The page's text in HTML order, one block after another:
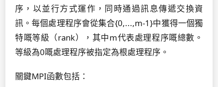
序，以並行方式運作，同時通過訊息傳遞交換資
訊。每個處理程序會從集合{0,...,m-1}中獲得一個獨
特嘅等級（rank），其中m代表處理程序嘅總數。
等級為0嘅處理程序被指定為根處理程序。
關鍵MPI函數包括：